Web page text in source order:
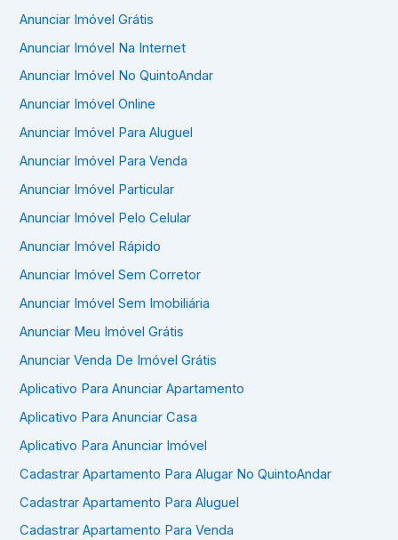
Anunciar Imóvel Grátis
Anunciar Imóvel Na Internet
Anunciar Imóvel No QuintoAndar
Anunciar Imóvel Online
Anunciar Imóvel Para Aluguel
Anunciar Imóvel Para Venda
Anunciar Imóvel Particular
Anunciar Imóvel Pelo Celular
Anunciar Imóvel Rápido
Anunciar Imóvel Sem Corretor
Anunciar Imóvel Sem Imobiliária
Anunciar Meu Imóvel Grátis
Anunciar Venda De Imóvel Grátis
Aplicativo Para Anunciar Apartamento
Aplicativo Para Anunciar Casa
Aplicativo Para Anunciar Imóvel
Cadastrar Apartamento Para Alugar No QuintoAndar
Cadastrar Apartamento Para Aluguel
Cadastrar Apartamento Para Venda